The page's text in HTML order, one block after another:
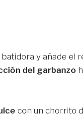
y añade el
del garbanzo
con un chorrito